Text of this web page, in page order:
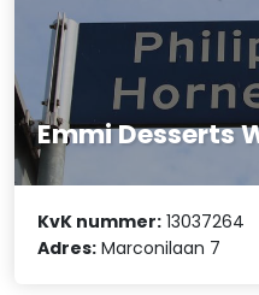
Emmi Desserts
KvK nummer: 13037264
Adres: Marconilaan 7